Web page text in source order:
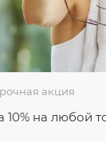
акция
10% на любой